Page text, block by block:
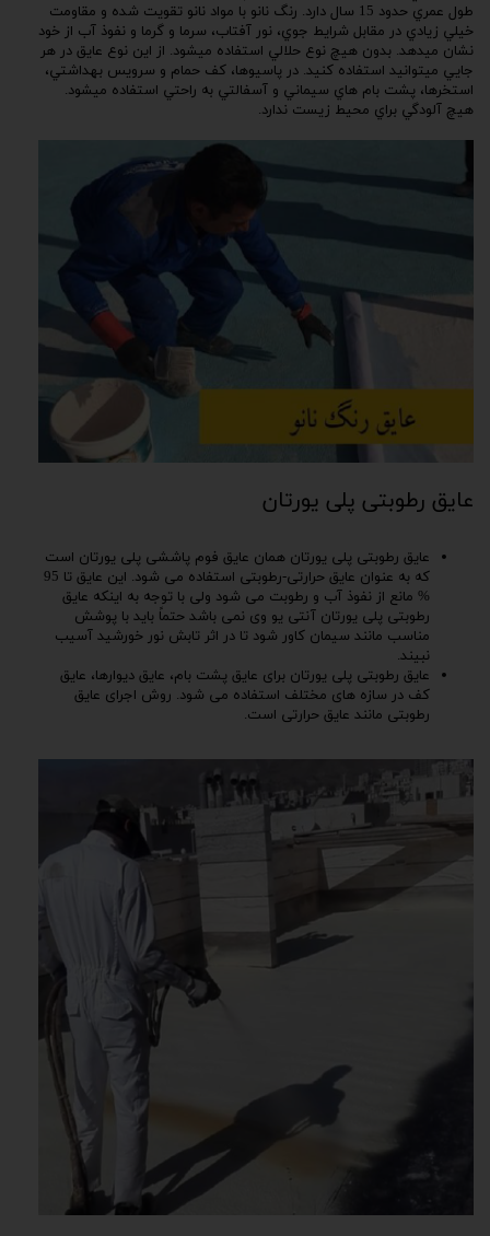
طول عمري حدود 15 سال دارد. رنگ نانو با مواد نانو تقويت شده و مقاومت
خيلي زيادي در مقابل شرايط جوي، نور آفتاب، سرما و گرما و نفوذ آب از خود
نشان ميدهد. بدون هيچ نوع حلالي استفاده ميشود. از اين نوع عايق در هر
جايي ميتوانيد استفاده كنيد. در پاسيوها، كف حمام و سرويس بهداشتي،
استخرها، پشت بام هاي سيماني و آسفالتي به راحتي استفاده ميشود.
هيچ آلودگي براي محيط زيست ندارد.
عایق رطوبتی پلی یورتان
عایق رطوبتی پلی یورتان همان عایق فوم پاششی پلی یورتان است
که به عنوان عایق حرارتی-رطوبتی استفاده می شود. این عایق تا 95
% مانع از نفوذ آب و رطوبت می شود ولی با توجه به اینکه عایق
رطوبتی پلی یورتان آنتی یو وی نمی باشد حتماً باید با پوشش
مناسب مانند سیمان کاور شود تا در اثر تابش نور خورشید آسیب
نبیند.
عایق رطوبتی پلی یورتان برای عایق پشت بام، عایق دیوارها، عایق
کف در سازه های مختلف استفاده می شود. روش اجرای عایق
رطوبتی مانند عایق حرارتی است.